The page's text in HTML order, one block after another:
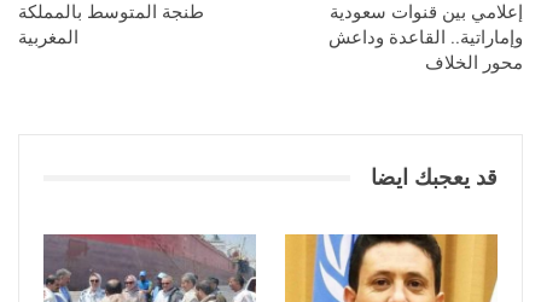
إعلامي بين قنوات سعودية
وإماراتية.. القاعدة وداعش
محور الخلاف
طنجة المتوسط بالمملكة
المغربية
قد يعجبك ايضا